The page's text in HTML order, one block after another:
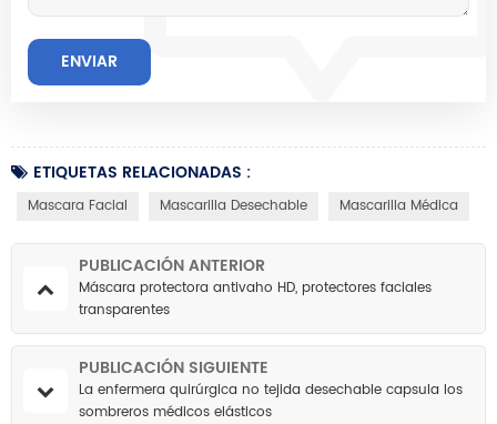
ETIQUETAS RELACIONADAS :
Mascara Facial Mascarilla Desechable Mascarilla Médica
PUBLICACIÓN ANTERIOR
Máscara protectora antivaho HD, protectores faciales
transparentes
PUBLICACIÓN SIGUIENTE
La enfermera quirúrgica no tejida desechable capsula los
sombreros médicos elásticos